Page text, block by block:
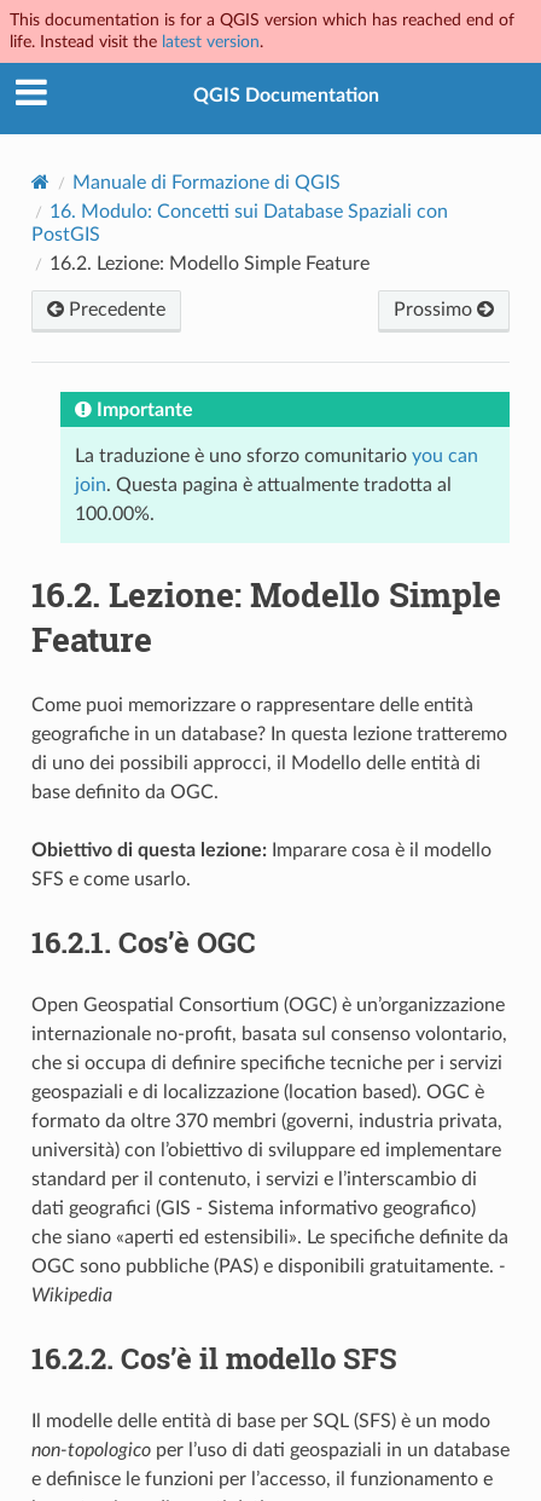
This documentation is for a QGIS version which has reached end of
life. Instead visit the latest version.
QGIS Documentation
Manuale di Formazione di QGIS
16. Modulo: Concetti sui Database Spaziali con
PostGIS
16.2. Lezione: Modello Simple Feature
Precedente Prossimo
Importante
La traduzione è uno sforzo comunitario you can
join. Questa pagina è attualmente tradotta al
100.00%.
16.2. Lezione: Modello Simple
Feature
Come puoi memorizzare o rappresentare delle entità
geografiche in un database? In questa lezione tratteremo
di uno dei possibili approcci, il Modello delle entità di
base definito da OGC.
Obiettivo di questa lezione:Imparare cosa è il modello
SFS e come usarlo.
16.2.1. Cos’è OGC
Open Geospatial Consortium (OGC) è un’organizzazione
internazionale no-profit, basata sul consenso volontario,
che si occupa di definire specifiche tecniche per i servizi
geospaziali e di localizzazione (location based). OGC è
formato da oltre 370 membri (governi, industria privata,
università) con l’obiettivo di sviluppare ed implementare
standard per il contenuto, i servizi e l’interscambio di
dati geografici (GIS - Sistema informativo geografico)
che siano «aperti ed estensibili». Le specifiche definite da
OGC sono pubbliche (PAS) e disponibili gratuitamente. -
Wikipedia
16.2.2. Cos’è il modello SFS
Il modelle delle entità di base per SQL (SFS) è un modo
non-topologicoper l’uso di dati geospaziali in un database
e definisce le funzioni per l’accesso, il funzionamento e